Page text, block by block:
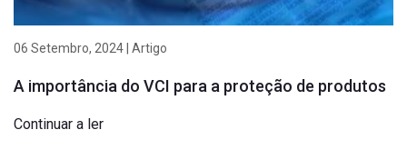
06 Setembro, 2024 | Artigo
A importância do VCI para a proteção de produtos
Continuar a ler